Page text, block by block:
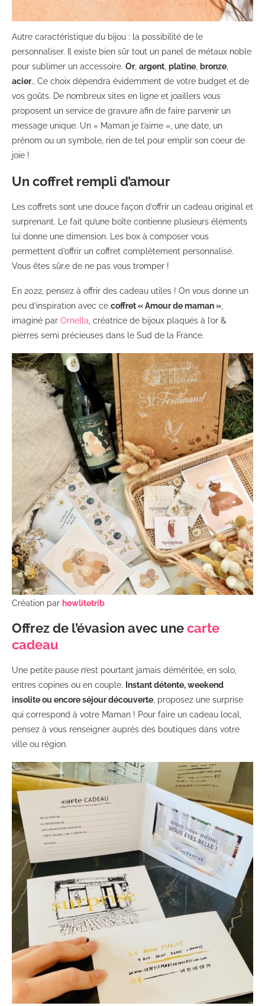
Autre caractéristique du bijou : la possibilité de le
personnaliser. Il existe bien sûr tout un panel de métaux noble
pour sublimer un accessoire. Or, argent platine bronze
acier… Ce choix dépendra évidemment de votre budget et de
vos goûts. De nombreux sites en ligne et joaillers vous
proposent un service de gravure afin de faire parvenir un
message unique. Un « Maman je t’aime », une date, un
prénom ou un symbole, rien de tel pour emplir son coeur de
joie !
Un coffret rempli d’amour
Les coffrets sont une douce façon d’offrir un cadeau original et
surprenant. Le fait qu’une boîte contienne plusieurs éléments
lui donne une dimension. Les box à composer vous
permettent d’offrir un coffret complètement personnalisé.
Vous êtes sûr.e de ne pas vous tromper !
En 2022, pensez à offrir des cadeau utiles ! On vous donne un
peu d’inspiration avec ce coffret « Amour de maman »
imaginé par Ornella , créatrice de bijoux plaqués à l’or &
pierres semi précieuses dans le Sud de la France.
Création par howlitetrib
Offrez de l’évasion avec unecarte
cadeau
Une petite pause n’est pourtant jamais déméritée, en solo,
entres copines ou en couple. Instant détente, weekend
insolite ou encore séjour découverte , proposez une surprise
qui correspond à votre Maman ! Pour faire un cadeau local,
pensez à vous renseigner auprès des boutiques dans votre
ville ou région.